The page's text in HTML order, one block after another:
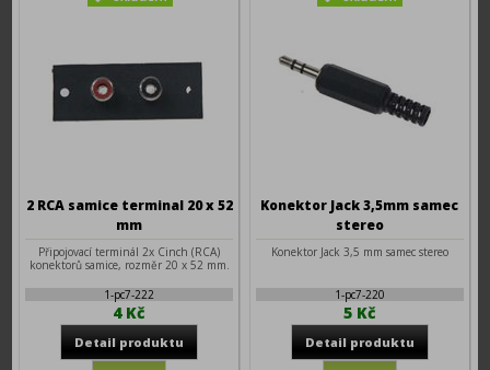
2 RCA samice terminal 20 x 52
mm
Připojovací terminál 2x Cinch (RCA)
konektorů samice, rozměr 20 x 52 mm.
1-pc7-222
4 Kč
Konektor Jack 3,5mm samec
stereo
Konektor Jack 3,5 mm samec stereo
1-pc7-220
5 Kč